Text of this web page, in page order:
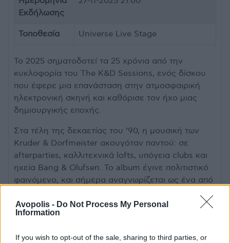
Avopolis - Do Not Process My Personal
Information
If you wish to opt-out of the sale, sharing to third parties, or
Εκδήλωσης
Τοποθεσία Universe Live Stage
Το 2025 σηματοδοτεί τα 25 χρόνια από την
κυκλοφορία του The K&D Sessions, ενός δίσκου
που έφερε μια επανάσταση στην ατμοσφαιρική
ηλεκτρονική σκηνή και καθόρισε τον ήχο μιας
δημιουργικής εποχής.
Στα τέλη της δεκαετίας του ’90, η μουσική των
Kruder & Dorfmeister ακουγόταν παντού: σε
afterparties, καλλιτεχνικά lofts, υπόγεια clubs και
ηχεία Bang & Olufsen. Το album έγινε πολιτιστικό
φαινόμενο, και σήμερα αναγνωρίζεται ως ένα από
εποχών.
δίδυμο κυκλοφορεί συλλεκτικό box set (6LP +